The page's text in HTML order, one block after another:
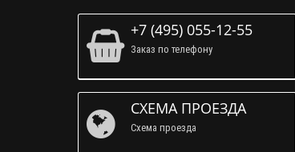
+7 (495) 055-12-55
Заказ по телефону
СХЕМА ПРОЕЗДА
Схема проезда